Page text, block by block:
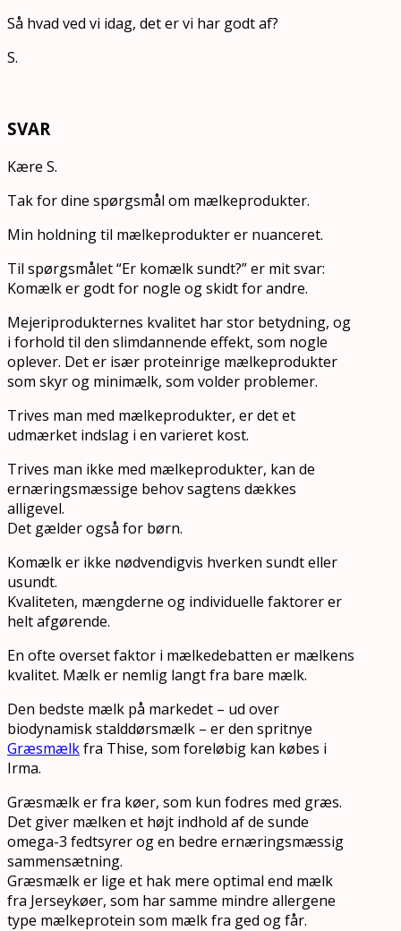
Så hvad ved vi idag, det er vi har godt af?
S.
SVAR
Kære S.
Tak for dine spørgsmål om mælkeprodukter.
Min holdning til mælkeprodukter er nuanceret.
Til spørgsmålet “Er komælk sundt?” er mit svar:
Komælk er godt for nogle og skidt for andre.
Mejeriprodukternes kvalitet har stor betydning, og
i forhold til den slimdannende effekt, som nogle
oplever. Det er især proteinrige mælkeprodukter
som skyr og minimælk, som volder problemer.
Trives man med mælkeprodukter, er det et
udmærket indslag i en varieret kost.
Trives man ikke med mælkeprodukter, kan de
ernæringsmæssige behov sagtens dækkes
alligevel.
Det gælder også for børn.
Komælk er ikke nødvendigvis hverken sundt eller
usundt.
Kvaliteten, mængderne og individuelle faktorer er
helt afgørende.
En ofte overset faktor i mælkedebatten er mælkens
kvalitet. Mælk er nemlig langt fra bare mælk.
Den bedste mælk på markedet – ud over
biodynamisk stalddørsmælk – er den spritnye
Græsmælkfra Thise, som foreløbig kan købes i
Irma.
Græsmælk er fra køer, som kun fodres med græs.
Det giver mælken et højt indhold af de sunde
omega-3 fedtsyrer og en bedre ernæringsmæssig
sammensætning.
Græsmælk er lige et hak mere optimal end mælk
fra Jerseykøer, som har samme mindre allergene
type mælkeprotein som mælk fra ged og får.